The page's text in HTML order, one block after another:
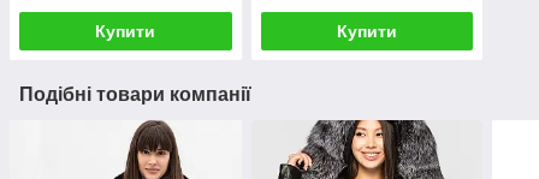
Купити Купити
Подібні товари компанії